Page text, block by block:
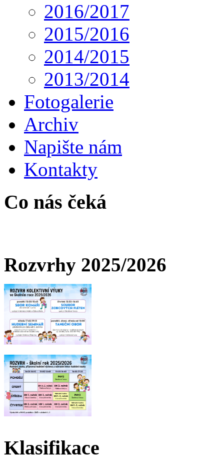
2016/2017
2015/2016
2014/2015
2013/2014
Fotogalerie
Archiv
Napište nám
Kontakty
Co nás čeká
Rozvrhy 2025/2026
Klasifikace